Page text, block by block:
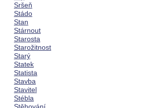
Sršeň
Stádo
Stan
Stárnout
Starosta
Starožitnost
Starý
Statek
Statista
Stavba
Stavitel
Stébla